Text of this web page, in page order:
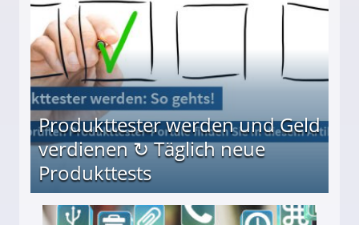
Produkttester werden und Geld
verdienen ↻ Täglich neue
Produkttests
↻ Täglich neue Produkttests